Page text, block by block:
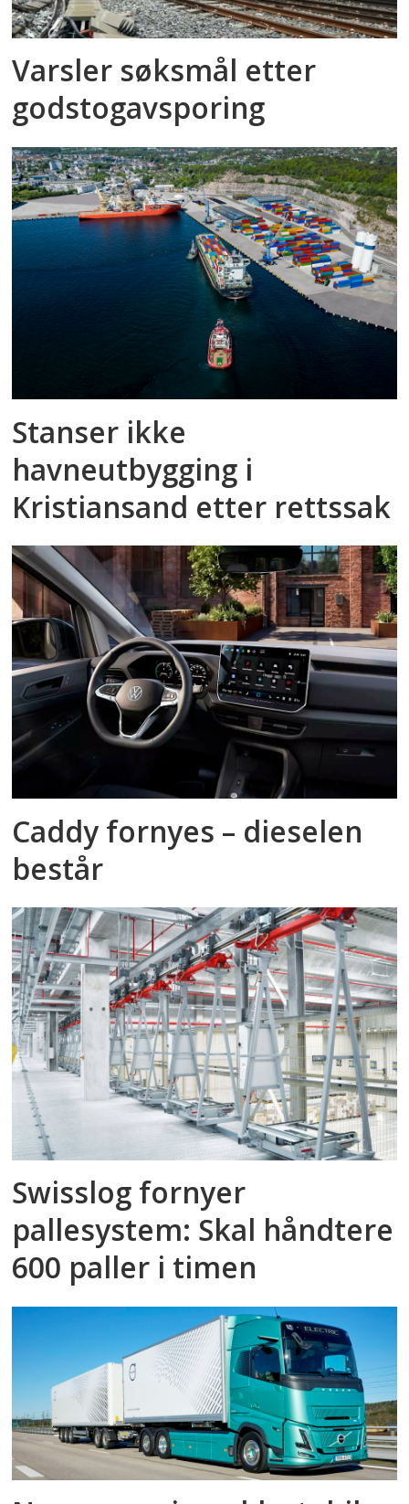
Varsler søksmål etter
godstog­avsporing
Stanser ikke
havneutbygging i
Kristiansand etter rettssak
Caddy fornyes – dieselen
består
Swisslog fornyer
pallesystem: Skal håndtere
600 paller i timen